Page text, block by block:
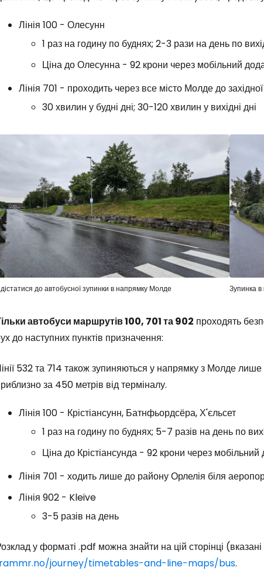
Лінія 100 - Олесунн
1 раз на годину по буднях; 2-3 рази на день по
Ціна до Олесунна - 92 крони через мобільний
Лінія 701 - проходить через все місто Молде до
30 хвилин у будні дні; 30-120 хвилин у вихідні дні
до автобусної зупинки в напрямку Молде Зупинка
автобуси маршрутів 100, 701 та 902 проходять
до наступних пунктів призначення:
532 та 714 також зупиняються у напрямку з Молде
за 450 метрів від терміналу.
Лінія 100 - Крістіансунн, Батнфьордсёра, Х'єльсет
1 раз на годину по буднях; 5-7 разів на день по
Ціна до Крістіансунда - 92 крони через мобільний
Лінія 701 - ходить лише до району Орлелія біля
Лінія 902 - Kleive
3-5 разів на день
у форматі .pdf можна знайти на цій сторінці (вказані
journey/timetables-and-line-maps/bus.